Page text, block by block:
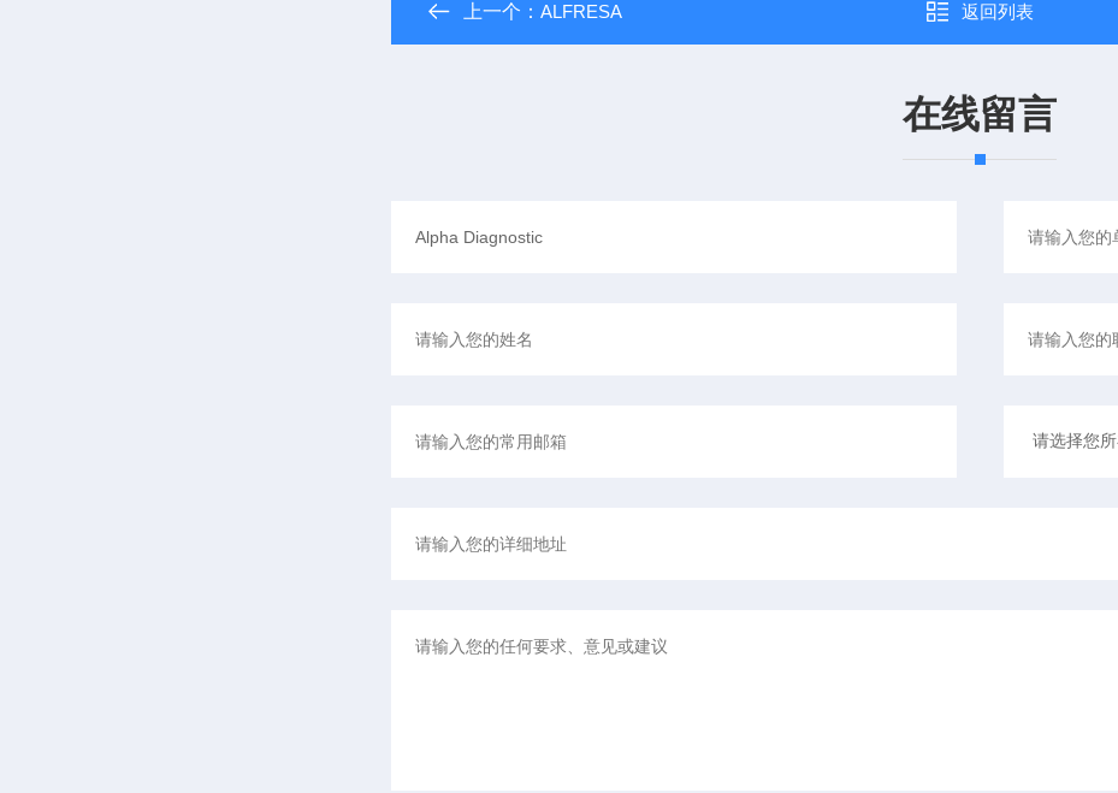
上一个：ALFRESA 返回列表
在线留言